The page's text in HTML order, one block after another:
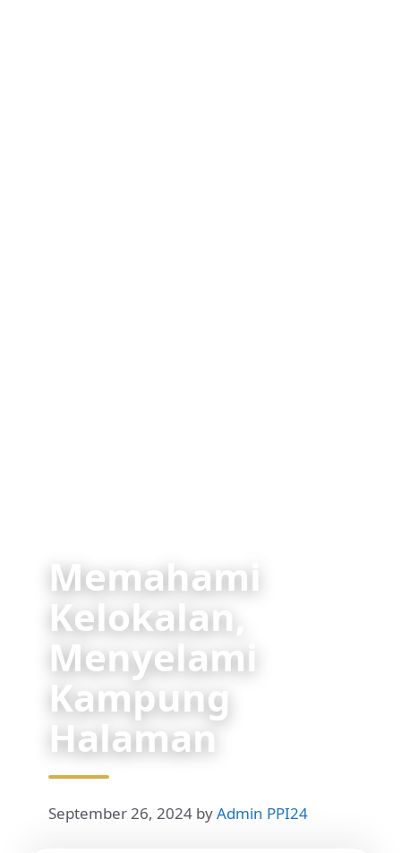
Memahami
Kelokalan,
Menyelami
Kampung
Halaman
September 26, 2024 byAdmin PPI24